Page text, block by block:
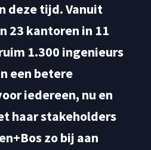
deze tijd. Vanuit
23 kantoren in 11
1.300 ingenieurs
een betere
iedereen, nu en
haar stakeholders
zo bij aan